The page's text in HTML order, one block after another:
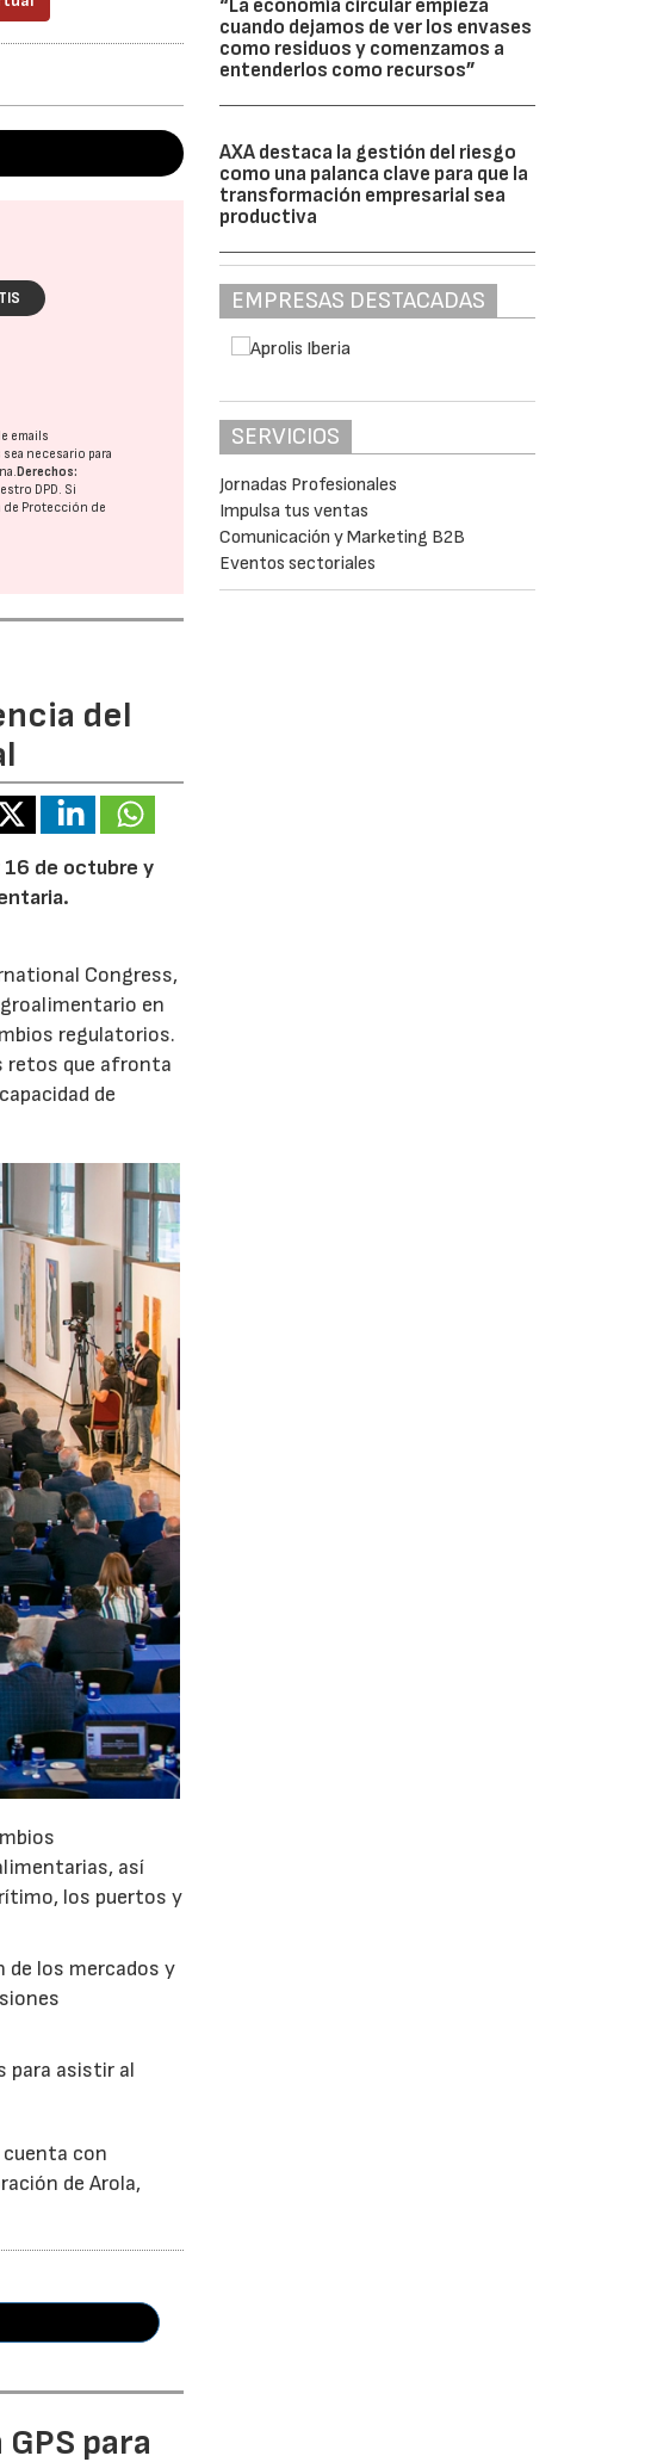
emails
necesario para
Derechos:
DPD. Si
de Protección de
del
16 de octubre y
Congress,
en
regulatorios.
retos que afronta
de
así
los puertos y
de los mercados y
para asistir al
con
de Arola,
para
“La economía circular empieza
cuando dejamos de ver los envases
como residuos y comenzamos a
entenderlos como recursos”
AXA destaca la gestión del riesgo
como una palanca clave para que la
transformación empresarial sea
productiva
EMPRESAS DESTACADAS
SERVICIOS
Jornadas Profesionales
Impulsa tus ventas
Comunicación y Marketing B2B
Eventos sectoriales